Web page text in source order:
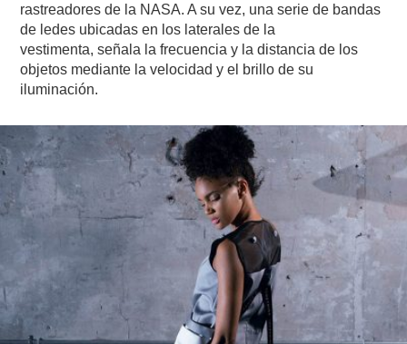
rastreadores de la NASA. A su vez, una serie de bandas
de ledes ubicadas en los laterales de la
vestimenta, señala la frecuencia y la distancia de los
objetos mediante la velocidad y el brillo de su
iluminación.